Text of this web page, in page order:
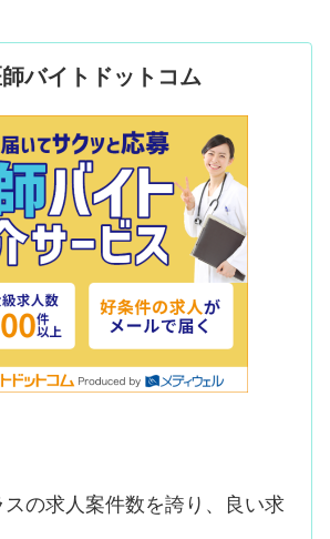
バイトドットコム
の求人案件数を誇り、良い求